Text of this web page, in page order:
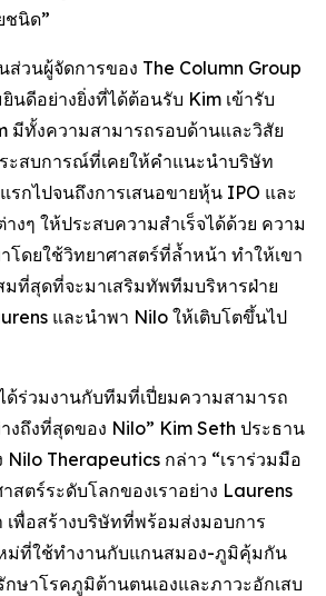
นิด”
ส่วนผู้จัดการของ The Column Group
นดีอย่างยิ่งที่ได้ต้อนรับ Kim เข้ารับ
มีทั้งความสามารถรอบด้านและวิสัย
ะสบการณ์ที่เคยให้คำแนะนำบริษัท
รกไปจนถึงการเสนอขายหุ้น IPO และ
งๆ ให้ประสบความสำเร็จได้ด้วย ความ
ดยใช้วิทยาศาสตร์ที่ล้ำหน้า ทำให้เขา
มที่สุดที่จะมาเสริมทัพทีมบริหารฝ่าย
และนำพา Nilo ให้เติบโตขึ้นไป
ด้ร่วมงานกับทีมที่เปี่ยมความสามารถ
ถึงที่สุดของ Nilo” Kim Seth ประธาน
Nilo Therapeutics กล่าว “เราร่วมมือ
สตร์ระดับโลกของเราอย่าง Laurens
เพื่อสร้างบริษัทที่พร้อมส่งมอบการ
ม่ที่ใช้ทำงานกับแกนสมอง-ภูมิคุ้มกัน
ษาโรคภูมิต้านตนเองและภาวะอักเสบ